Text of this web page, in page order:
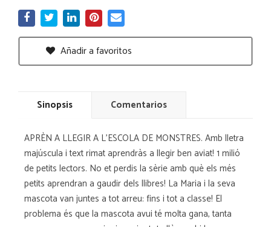
Añadir a favoritos
Sinopsis Comentarios
APRÈN A LLEGIR A L'ESCOLA DE MONSTRES. Amb lletra
majúscula i text rimat aprendràs a llegir ben aviat! 1 milió
de petits lectors. No et perdis la sèrie amb què els més
petits aprendran a gaudir dels llibres! La Maria i la seva
mascota van juntes a tot arreu: fins i tot a classe! El
problema és que la mascota avui té molta gana, tanta